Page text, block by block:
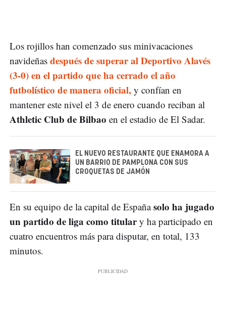
Los rojillos han comenzado sus minivacaciones
navideñas después de superar al Deportivo Alavés
(3-0) en el partido que ha cerrado el año
futbolístico de manera oficial, y confían en
mantener este nivel el 3 de enero cuando reciban al
Athletic Club de Bilbao en el estadio de El Sadar.
EL NUEVO RESTAURANTE QUE ENAMORA A
UN BARRIO DE PAMPLONA CON SUS
CROQUETAS DE JAMÓN
En su equipo de la capital de Españasolo ha jugado
un partido de liga como titulary ha participado en
cuatro encuentros más para disputar, en total, 133
minutos.